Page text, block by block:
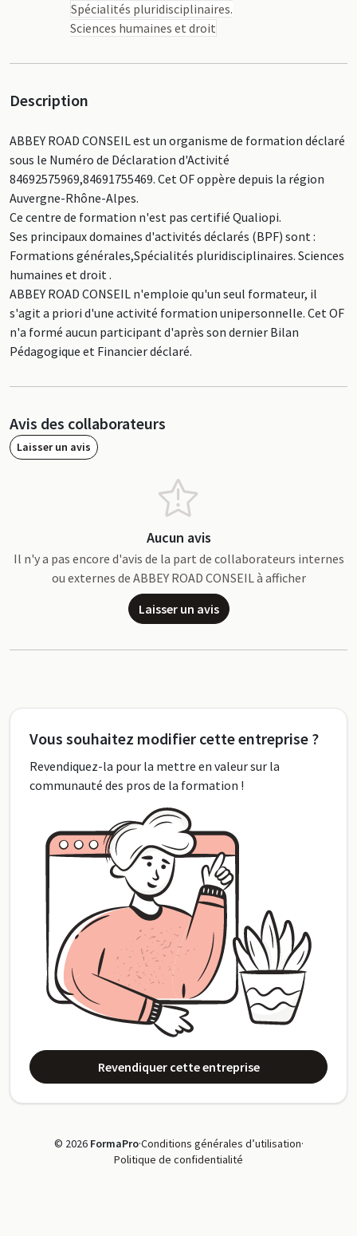
Spécialités pluridisciplinaires.
Sciences humaines et droit
Description
ABBEY ROAD CONSEIL est un organisme de formation déclaré
sous le Numéro de Déclaration d'Activité
84692575969,84691755469. Cet OF oppère depuis la région
Auvergne-Rhône-Alpes.
Ce centre de formation n'est pas certifié Qualiopi.
Ses principaux domaines d'activités déclarés (BPF) sont :
Formations générales,Spécialités pluridisciplinaires. Sciences
humaines et droit .
ABBEY ROAD CONSEIL n'emploie qu'un seul formateur, il
s'agit a priori d'une activité formation unipersonnelle. Cet OF
n'a formé aucun participant d'après son dernier Bilan
Pédagogique et Financier déclaré.
Avis des collaborateurs
Laisser un avis
Aucun avis
Il n'y a pas encore d'avis de la part de collaborateurs internes
ou externes de ABBEY ROAD CONSEIL à afficher
Laisser un avis
Vous souhaitez modifier cette entreprise ?
Revendiquez-la pour la mettre en valeur sur la
communauté des pros de la formation !
Revendiquer cette entreprise
© 2026 FormaPro·Conditions générales d’utilisation·
Politique de confidentialité